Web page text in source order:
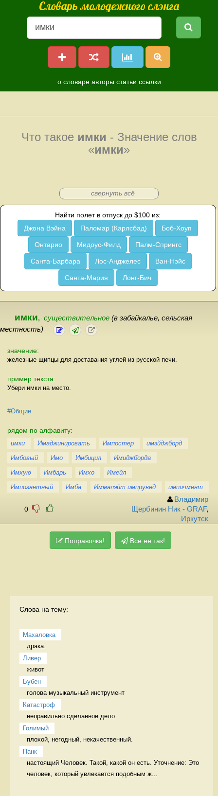
Словарь молодежного слэнга
о словаре авторы статьи ссылки
Что такое имки - Значение слов
«имки»
свернуть всё
Найти полет в отпуск до $100 из:
Джона Вэйна
Паломар (Карлсбад) Боб-Хоуп
Онтарио Мидоус-Филд Палм-Спрингс
Санта-Барбара Лос-Анджелес Ван-Нэйс
Санта-Мария Лонг-Бич
имки, существительное (в забайкалье, сельская
местность)
значение:
железные щипцы для доставания углей из русской печи.
пример текста:
Убери имки на место.
#Общие
рядом по алфавиту:
имки Имаджинировать Импостер
имэйджборд
Имбовый
Имо Имбицил
Имиджборда
Имхую
Имбарь Имхо
Имейл
Импозантный
Имба Иммалэйт импрувед импичмент
0
Владимир
Щербинин Ник - GRAF,
Иркутск
Поправочка! Все не так!
Слова на тему:
Махаловка
драка.
Ливер
живот
Бубен
голова музыкальный инструмент
Катастроф
неправильно сделанное дело
Голимый
плохой, негодный, некачественный.
Панк
настоящий Человек. Такой, какой он есть. Уточнение: Это
человек, который увлекается подобным ж...